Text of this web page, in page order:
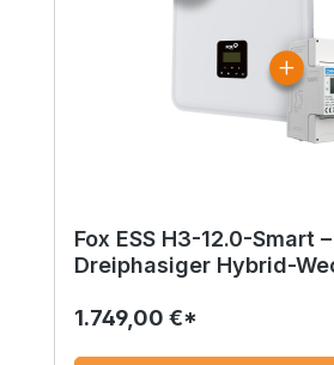
Fox ESS H3-12.0-Smart –
Dreiphasiger Hybrid-
1.749,00 €*